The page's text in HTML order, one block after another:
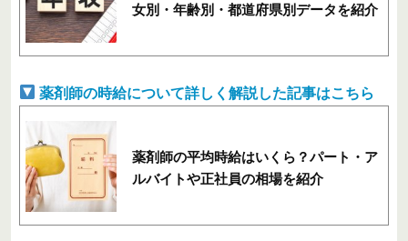
女別・年齢別・都道府県別データを紹介
薬剤師の時給について詳しく解説した記事はこちら
薬剤師の平均時給はいくら？パート・ア
ルバイトや正社員の相場を紹介